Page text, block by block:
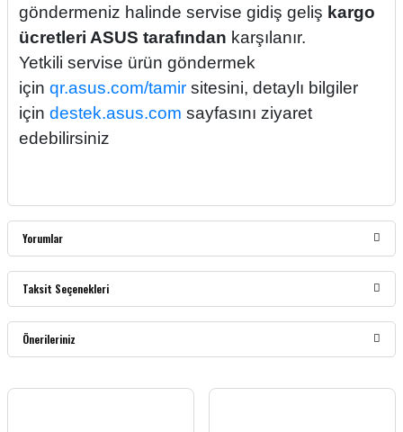
göndermeniz halinde servise gidiş geliş kargo
ücretleri ASUS tarafından karşılanır.
Yetkili servise ürün göndermek
için qr.asus.com/tamir sitesini, detaylı bilgiler
için destek.asus.com sayfasını ziyaret
edebilirsiniz
Yorumlar
Bu ürüne ilk yorumu siz yapın!
Taksit Seçenekleri
Önerileriniz
Bu ürünün fiyat bilgisi, resim, ürün açıklamalarında ve diğer konularda yetersiz